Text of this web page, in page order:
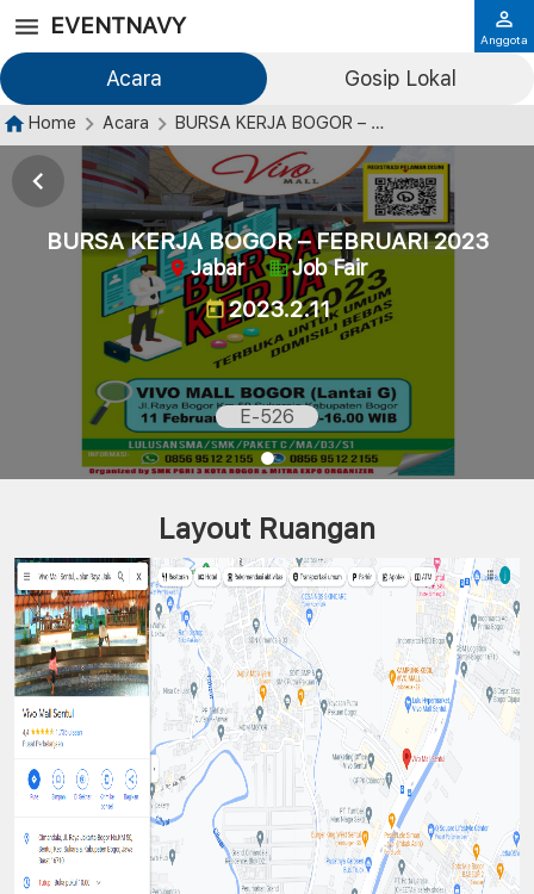
EVENTNAVY
Acara Gosip Lokal
Anggota
Home Acara BURSA KERJA BOGOR – FEBRUARI 2023
BURSA KERJA BOGOR – FEBRUARI 2023
Jabar Job Fair
2023.2.11
E-526
Layout Ruangan